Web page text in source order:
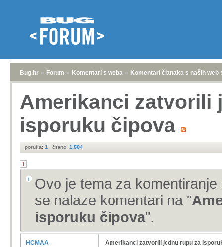
Bug.hr » Forum » Komentari s weba » Komentari članaka s naših web
Amerikanci zatvorili
isporuku čipova
poruka: 1 | čitano: 1.584
1
Ovo je tema za
se nalaze komentari na "
isporuku čipova".
HCMAA
Amerikanci zatvorili jednu rupu za